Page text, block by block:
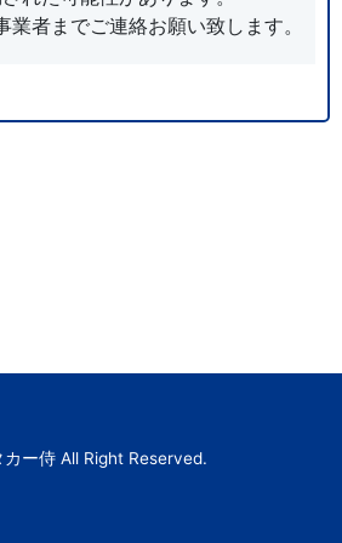
業者までご連絡お願い致します。
ー侍 All Right Reserved.